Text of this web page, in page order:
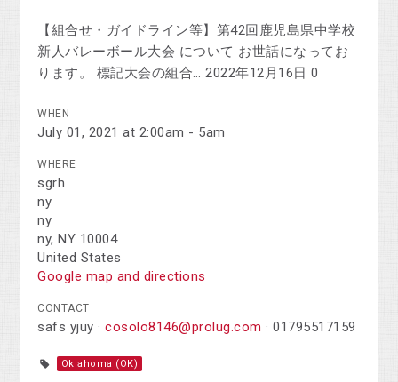
【組合せ・ガイドライン等】第42回鹿児島県中学校
新人バレーボール大会 について お世話になってお
ります。 標記大会の組合… 2022年12月16日 0
WHEN
July 01, 2021 at 2:00am - 5am
WHERE
sgrh
ny
ny
ny, NY 10004
United States
Google map and directions
CONTACT
safs yjuy ·cosolo8146@prolug.com · 01795517159
Oklahoma (OK)